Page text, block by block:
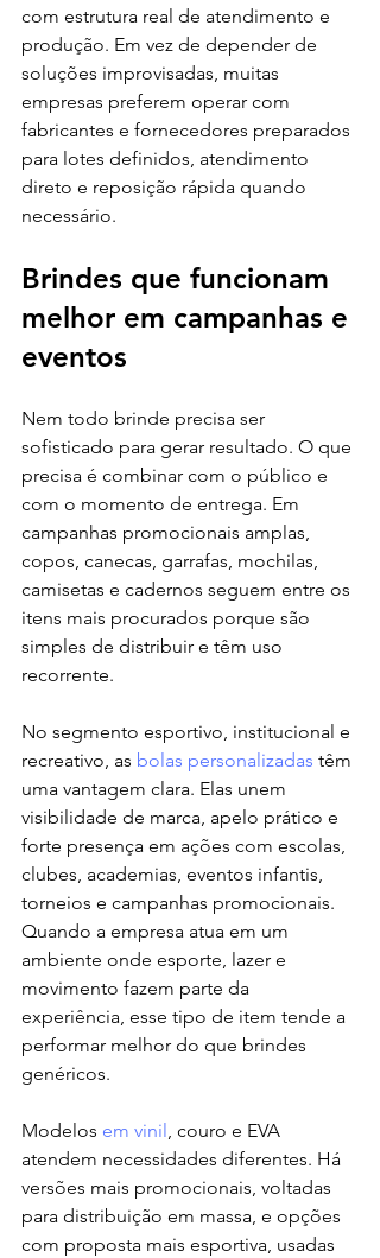
com estrutura real de atendimento e
produção. Em vez de depender de
soluções improvisadas, muitas
empresas preferem operar com
fabricantes e fornecedores preparados
para lotes definidos, atendimento
direto e reposição rápida quando
necessário.
Brindes que funcionam
melhor em campanhas e
eventos
Nem todo brinde precisa ser
sofisticado para gerar resultado. O que
precisa é combinar com o público e
com o momento de entrega. Em
campanhas promocionais amplas,
copos, canecas, garrafas, mochilas,
camisetas e cadernos seguem entre os
itens mais procurados porque são
simples de distribuir e têm uso
recorrente.
No segmento esportivo, institucional e
recreativo, as bolas personalizadas têm
uma vantagem clara. Elas unem
visibilidade de marca, apelo prático e
forte presença em ações com escolas,
clubes, academias, eventos infantis,
torneios e campanhas promocionais.
Quando a empresa atua em um
ambiente onde esporte, lazer e
movimento fazem parte da
experiência, esse tipo de item tende a
performar melhor do que brindes
genéricos.
Modelos em vinil, couro e EVA
atendem necessidades diferentes. Há
versões mais promocionais, voltadas
para distribuição em massa, e opções
com proposta mais esportiva, usadas